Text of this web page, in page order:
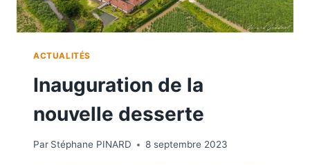
ACTUALITÉS
Inauguration de la
nouvelle desserte
Par Stéphane PINARD 8 septembre 2023